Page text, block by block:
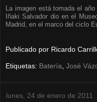
La imagen está tomada el
Iñaki Salvador dio en el
Madrid, en el marco del ciclo
Publicado por Ricardo
Etiquetas: Batería, José
lunes, 24 de enero de 2011